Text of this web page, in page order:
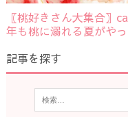
〖桃好きさん大集合〗
年も桃に溺れる夏がや
記事を探す